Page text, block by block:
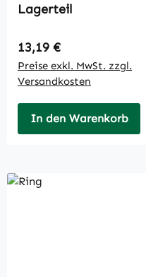
Lagerteil
Regulärer Preis:
13,19 €
Preise exkl. MwSt. zzgl.
Versandkosten
In den Warenkorb